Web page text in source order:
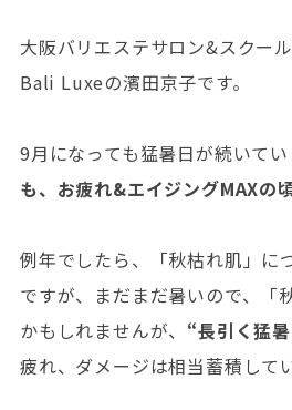
大阪バリエステサロン&スクール
Bali Luxeの濱田京子です。
9月になっても猛暑日が続いてい
も、お疲れ&エイジングMAXの
例年でしたら、「秋枯れ肌」に
ですが、まだまだ暑いので、「
かもしれませんが、 “長引く猛
疲れ、ダメージは相当蓄積して